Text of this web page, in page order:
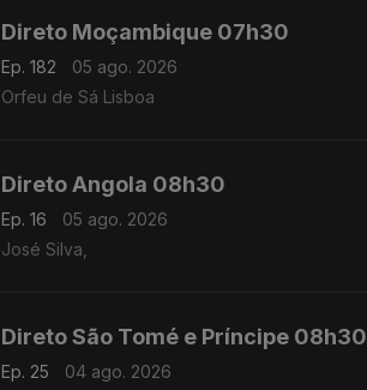
Direto Moçambique 07h30
Ep. 182
05 ago. 2026
Orfeu de Sá Lisboa
Direto Angola 08h30
Ep. 16
05 ago. 2026
José Silva,
Direto São Tomé e Príncipe 08h30
Ep. 25
04 ago. 2026